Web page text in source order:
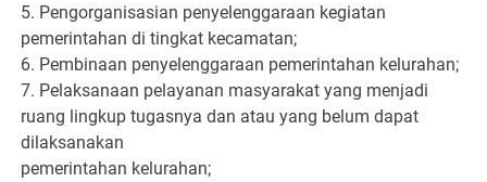
5. Pengorganisasian penyelenggaraan kegiatan
pemerintahan di tingkat kecamatan;
6. Pembinaan penyelenggaraan pemerintahan kelurahan;
7. Pelaksanaan pelayanan masyarakat yang menjadi
ruang lingkup tugasnya dan atau yang belum dapat
dilaksanakan
pemerintahan kelurahan;